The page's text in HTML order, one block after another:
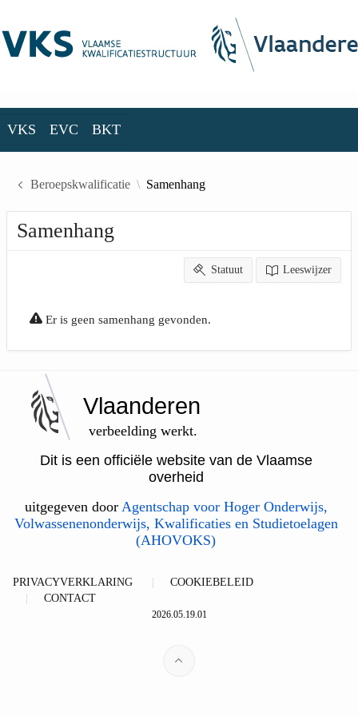
VKS EVC BKT
Beroepskwalificatie Samenhang
Samenhang
Statuut Leeswijzer
Er is geen samenhang gevonden.
Vlaanderen
verbeelding werkt.
Dit is een officiële website van de Vlaamse
overheid
uitgegeven door Agentschap voor Hoger Onderwijs,
Volwassenenonderwijs, Kwalificaties en Studietoelagen
(AHOVOKS)
PRIVACYVERKLARING
COOKIEBELEID
CONTACT
2026.05.19.01